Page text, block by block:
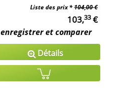
Liste des prix *104,00 €
103,33€
enregistrer et comparer
Détails